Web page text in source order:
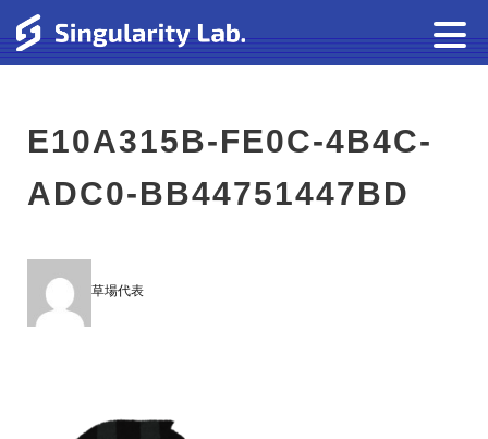
E10A315B-FE0C-4B4C-
ADC0-BB44751447BD
草場代表